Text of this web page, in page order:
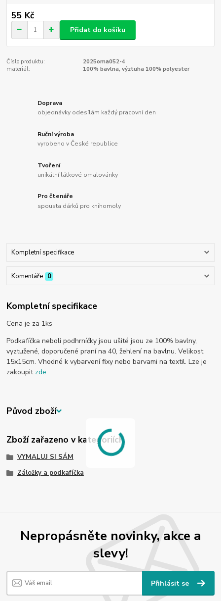
55 Kč
Přidat do košíku
Číslo produktu:
2025oma052-4
materiál:
100% bavlna, výztuha 100% polyester
Doprava
objednávky odesílám každý pracovní den
Ruční výroba
vyrobeno v České republice
Tvoření
unikátní látkové omalovánky
Pro čtenáře
spousta dárků pro knihomoly
Kompletní specifikace
Komentáře 0
Kompletní specifikace
Cena je za 1ks
Podkafíčka neboli podhrníčky jsou ušité jsou ze 100% bavlny,
vyztužené, doporučené praní na 40, žehlení na bavlnu. Velikost
15x15cm. Vhodné k vybarvení fixy nebo barvami na textil. Lze je
zakoupit zde
Původ zboží
Zboží zařazeno v kategoriích
VYMALUJ SI SÁM
Záložky a podkafíčka
Nepropásněte novinky, akce a
slevy!
Přihlásit se